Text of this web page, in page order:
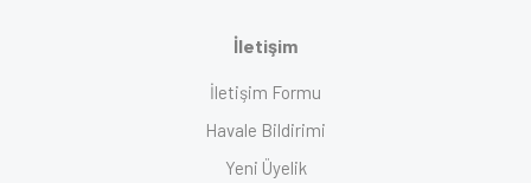
İletişim
İletişim Formu
Havale Bildirimi
Yeni Üyelik